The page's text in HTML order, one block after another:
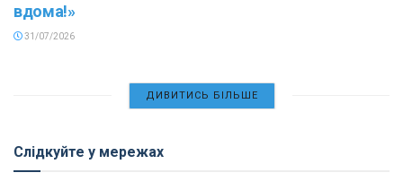
вдома!»
31/07/2026
ДИВИТИСЬ БІЛЬШЕ
Слідкуйте у мережах